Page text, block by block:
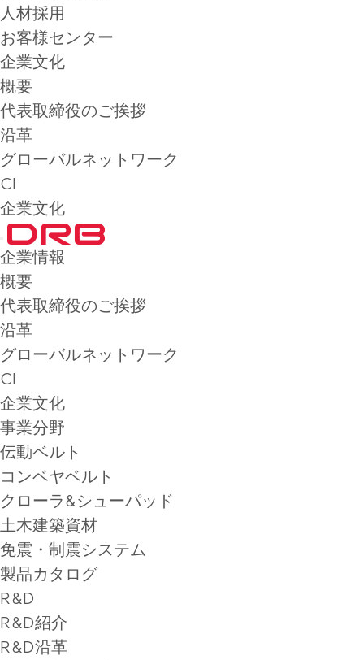
人材採用
お客様センター
企業文化
概要
代表取締役のご挨拶
沿革
グローバルネットワーク
CI
企業文化
企業情報
概要
代表取締役のご挨拶
沿革
グローバルネットワーク
CI
企業文化
事業分野
伝動ベルト
コンベヤベルト
クローラ&シューパッド
土木建築資材
免震・制震システム
製品カタログ
R&D
R&D紹介
R&D沿革